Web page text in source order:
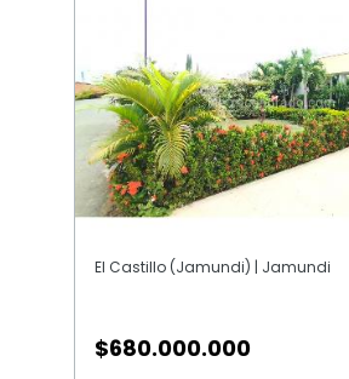
El Castillo (Jamundi) | Jamundi
$680.000.000